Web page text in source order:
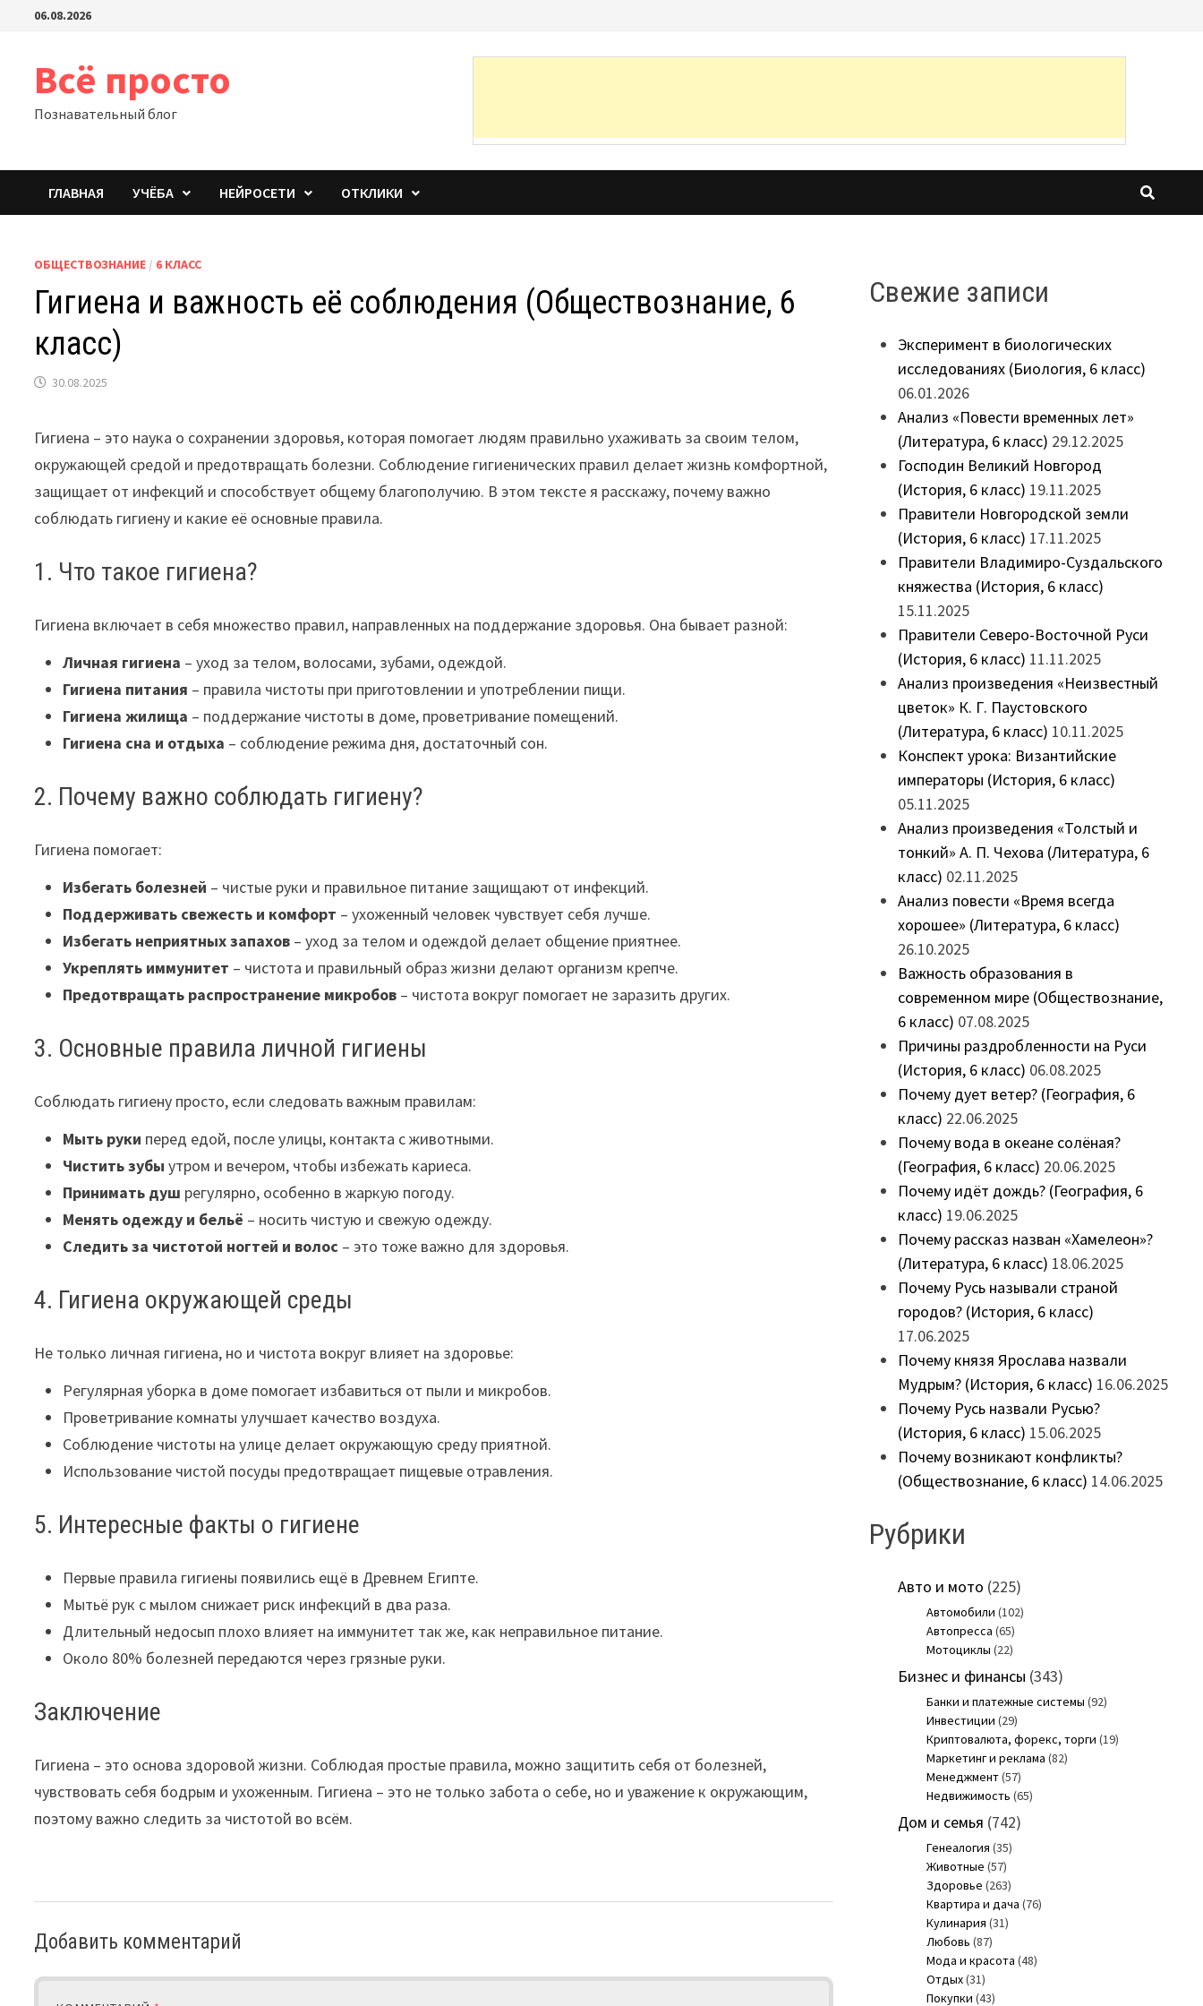
Перейти06.08.2026
Всё просто
Познавательный блог
ГЛАВНАЯ УЧЁБА НЕЙРОСЕТИ ОТКЛИКИ
ОБЩЕСТВОЗНАНИЕ / 6 КЛАСС
Гигиена и важность её соблюдения (Обществознание, 6
класс)
30.08.2025
Гигиена – это наука о сохранении здоровья, которая помогает людям правильно ухаживать за своим телом,
окружающей средой и предотвращать болезни. Соблюдение гигиенических правил делает жизнь комфортной,
защищает от инфекций и способствует общему благополучию. В этом тексте я расскажу, почему важно
соблюдать гигиену и какие её основные правила.
1. Что такое гигиена?
Гигиена включает в себя множество правил, направленных на поддержание здоровья. Она бывает разной:
Личная гигиена – уход за телом, волосами, зубами, одеждой.
Гигиена питания – правила чистоты при приготовлении и употреблении пищи.
Гигиена жилища – поддержание чистоты в доме, проветривание помещений.
Гигиена сна и отдыха – соблюдение режима дня, достаточный сон.
2. Почему важно соблюдать гигиену?
Гигиена помогает:
Избегать болезней – чистые руки и правильное питание защищают от инфекций.
Поддерживать свежесть и комфорт – ухоженный человек чувствует себя лучше.
Избегать неприятных запахов – уход за телом и одеждой делает общение приятнее.
Укреплять иммунитет – чистота и правильный образ жизни делают организм крепче.
Предотвращать распространение микробов – чистота вокруг помогает не заразить других.
3. Основные правила личной гигиены
Соблюдать гигиену просто, если следовать важным правилам:
Мыть руки перед едой, после улицы, контакта с животными.
Чистить зубы утром и вечером, чтобы избежать кариеса.
Принимать душ регулярно, особенно в жаркую погоду.
Менять одежду и бельё – носить чистую и свежую одежду.
Следить за чистотой ногтей и волос – это тоже важно для здоровья.
4. Гигиена окружающей среды
Не только личная гигиена, но и чистота вокруг влияет на здоровье:
Регулярная уборка в доме помогает избавиться от пыли и микробов.
Проветривание комнаты улучшает качество воздуха.
Соблюдение чистоты на улице делает окружающую среду приятной.
Использование чистой посуды предотвращает пищевые отравления.
5. Интересные факты о гигиене
Первые правила гигиены появились ещё в Древнем Египте.
Мытьё рук с мылом снижает риск инфекций в два раза.
Длительный недосып плохо влияет на иммунитет так же, как неправильное питание.
Около 80% болезней передаются через грязные руки.
Заключение
Гигиена – это основа здоровой жизни. Соблюдая простые правила, можно защитить себя от болезней,
чувствовать себя бодрым и ухоженным. Гигиена – это не только забота о себе, но и уважение к окружающим,
поэтому важно следить за чистотой во всём.
Добавить комментарий
Свежие записи
Эксперимент в биологических
исследованиях (Биология, 6 класс)
06.01.2026
Анализ «Повести временных лет»
(Литература, 6 класс) 29.12.2025
Господин Великий Новгород
(История, 6 класс) 19.11.2025
Правители Новгородской земли
(История, 6 класс) 17.11.2025
Правители Владимиро-Суздальского
княжества (История, 6 класс)
15.11.2025
Правители Северо-Восточной Руси
(История, 6 класс) 11.11.2025
Анализ произведения «Неизвестный
цветок» К. Г. Паустовского
(Литература, 6 класс) 10.11.2025
Конспект урока: Византийские
императоры (История, 6 класс)
05.11.2025
Анализ произведения «Толстый и
тонкий» А. П. Чехова (Литература, 6
класс) 02.11.2025
Анализ повести «Время всегда
хорошее» (Литература, 6 класс)
26.10.2025
Важность образования в
современном мире (Обществознание,
6 класс) 07.08.2025
Причины раздробленности на Руси
(История, 6 класс) 06.08.2025
Почему дует ветер? (География, 6
класс) 22.06.2025
Почему вода в океане солёная?
(География, 6 класс) 20.06.2025
Почему идёт дождь? (География, 6
класс) 19.06.2025
Почему рассказ назван «Хамелеон»?
(Литература, 6 класс) 18.06.2025
Почему Русь называли страной
городов? (История, 6 класс)
17.06.2025
Почему князя Ярослава назвали
Мудрым? (История, 6 класс) 16.06.2025
Почему Русь назвали Русью?
(История, 6 класс) 15.06.2025
Почему возникают конфликты?
(Обществознание, 6 класс) 14.06.2025
Рубрики
Авто и мото (225)
Автомобили (102)
Автопресса (65)
Мотоциклы (22)
Бизнес и финансы (343)
Банки и платежные системы (92)
Инвестиции (29)
Криптовалюта, форекс, торги (19)
Маркетинг и реклама (82)
Менеджмент(57)
Недвижимость (65)
Дом и семья (742)
Генеалогия (35)
Животные (57)
Здоровье (263)
Квартира и дача (76)
Кулинария (31)
Любовь (87)
Мода и красота (48)
Отдых(31)
Покупки (43)